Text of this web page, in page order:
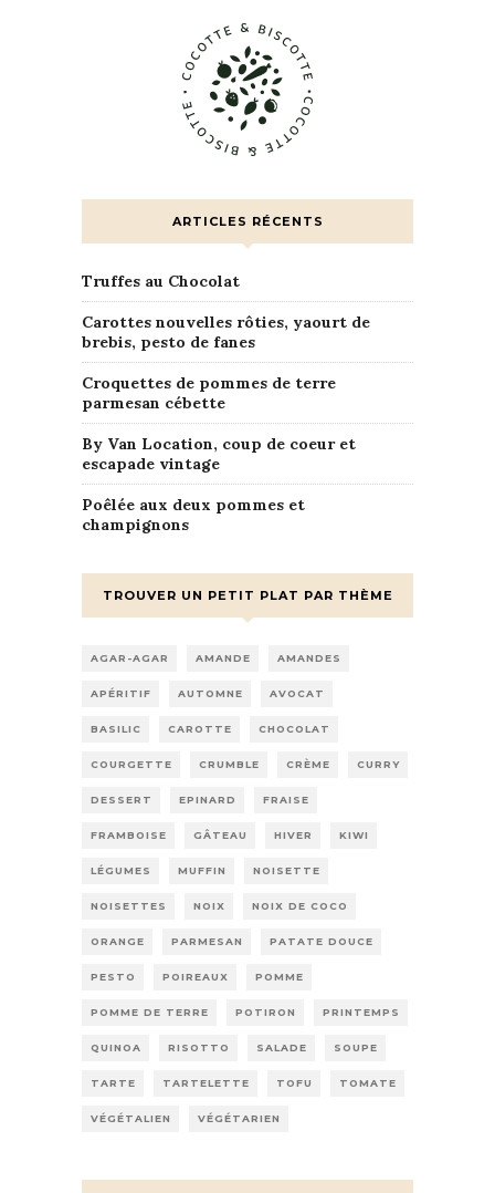
ARTICLES RÉCENTS
Truffes au Chocolat
Carottes nouvelles rôties, yaourt de
brebis, pesto de fanes
Croquettes de pommes de terre
parmesan cébette
By Van Location, coup de coeur et
escapade vintage
Poêlée aux deux pommes et
champignons
TROUVER UN PETIT PLAT PAR THÈME
AGAR-AGAR AMANDE AMANDES
APÉRITIF AUTOMNE AVOCAT
BASILIC CAROTTE CHOCOLAT
COURGETTE CRUMBLE CRÈME CURRY
DESSERT EPINARD FRAISE
FRAMBOISE GÂTEAU HIVER KIWI
LÉGUMES MUFFIN NOISETTE
NOISETTES NOIX NOIX DE COCO
ORANGE PARMESAN PATATE DOUCE
PESTO POIREAUX POMME
POMME DE TERRE POTIRON PRINTEMPS
QUINOA RISOTTO SALADE SOUPE
TARTE TARTELETTE TOFU TOMATE
VÉGÉTALIEN VÉGÉTARIEN